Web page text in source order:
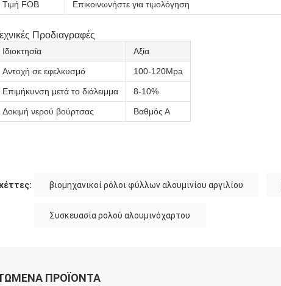
Τιμή FOB Επικοινωνήστε για τιμολόγηση
Προδιαγραφές
Ιδιοκτησία Αξία
Αντοχή σε εφελκυσμό 100-120Mpa
Επιμήκυνση μετά το διάλειμμα 8-10%
Δοκιμή νερού βούρτσας Βαθμός Α
βιομηχανικοί ρόλοι φύλλων αλουμινίου αργιλίου
Συσκευασία ρολού αλουμινόχαρτου
ΠΡΟΪΌΝΤΑ